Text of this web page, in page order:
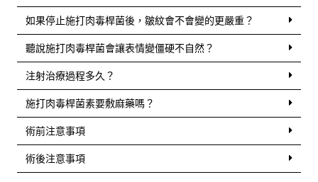
如果停止施打肉毒桿菌後，皺紋會不會變的更嚴重？
聽說施打肉毒桿菌會讓表情變僵硬不自然？
注射治療過程多久？
施打肉毒桿菌素要敷麻藥嗎？
術前注意事項
術後注意事項